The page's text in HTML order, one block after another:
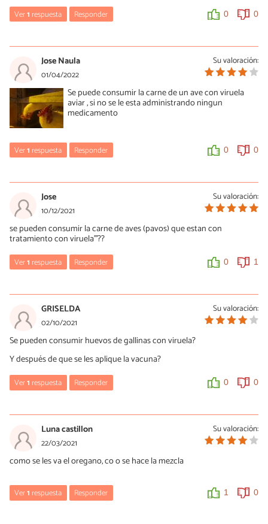
Ver1respuesta Responder 0 0
23/12/2024
Hola, ¿has leído el artículo? Un saludo.
0
Su valoración:
Jose Naula
01/04/2022
Se puede consumir la carne de un ave con viruela
aviar , si no se le esta administrando ningun
medicamento
Ver1respuesta Responder 0 0
Hola, ni idea. Aquí hablamos de las gallinas como animales de
compañía, no para comerlas. Un saludo.
Su valoración:
Jose
10/12/2021
se pueden consumir la carne de aves (pavos) que estan con
tratamiento con viruela'''??
Ver1respuesta Responder 0 1
13/12/2021
Hola, cada fármaco especifica los tiempos de espera, si son
necesarios. Un saludo.
Su valoración:
GRISELDA
02/10/2021
Se pueden consumir huevos de gallinas con viruela?
Y después de que se les aplique la vacuna?
Ver1respuesta Responder 0 0
03/10/2021
Hola, ¿están tomando algún antibiótico? Respecto a la vacuna,
hay que seguir las indicaciones del fabricante. Un saludo.
Su valoración:
Luna castillon
22/03/2021
como se les va el oregano, co o se hace la mezcla
Ver1respuesta Responder 1 0